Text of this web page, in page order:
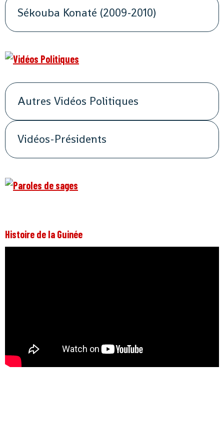
Sékouba Konaté (2009-2010)
Autres Vidéos Politiques
Vidéos-Présidents
Histoire de la Guinée